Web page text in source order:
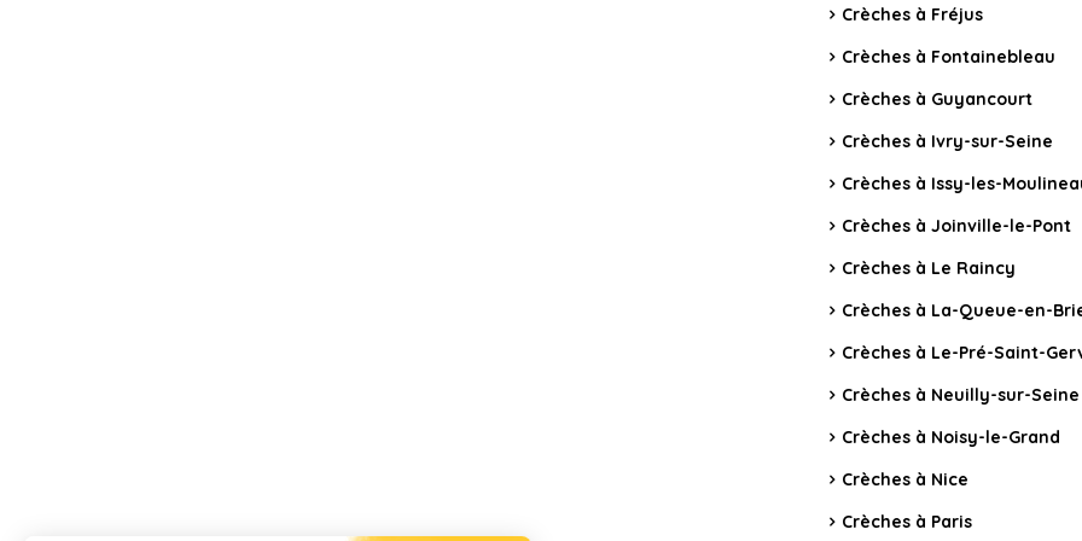
Crèches à Fréjus
Crèches à Fontainebleau
Crèches à Guyancourt
Crèches à Ivry-sur-Seine
Crèches à Issy-les-
Crèches à Joinville-le-Pont
Crèches à Le Raincy
Crèches à La-Queue-en-
Crèches à Le-Pré-Saint-
Crèches à Neuilly-sur-Seine
Crèches à Noisy-le-Grand
Crèches à Nice
Crèches à Paris